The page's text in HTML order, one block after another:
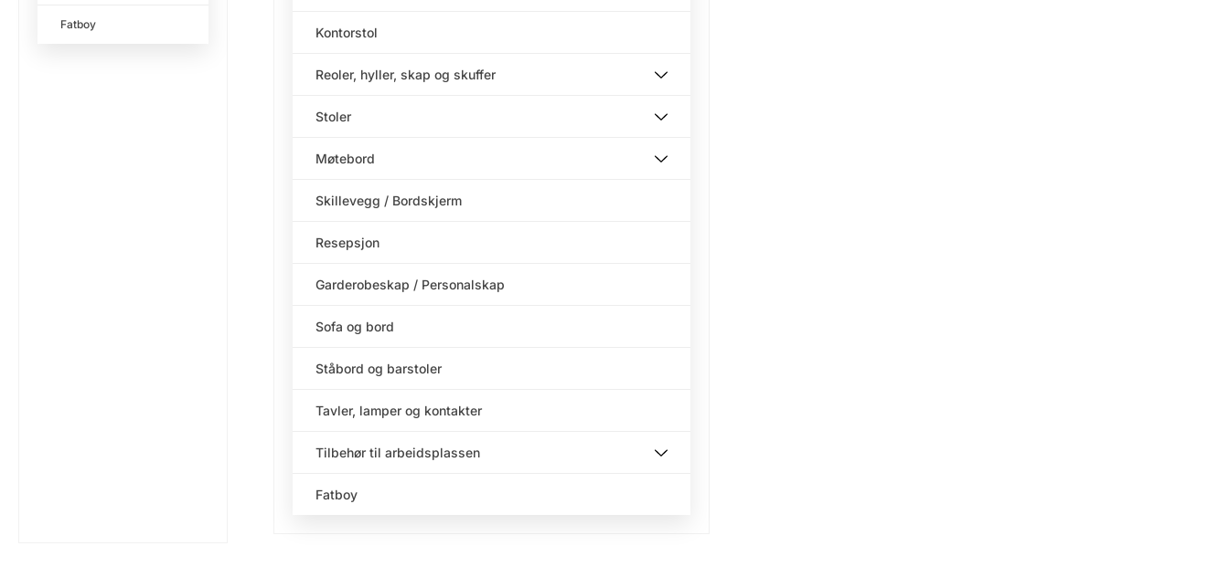
Fatboy
Kontorstol
Reoler, hyller, skap og skuffer
Stoler
Møtebord
Skillevegg / Bordskjerm
Resepsjon
Garderobeskap / Personalskap
Sofa og bord
Ståbord og barstoler
Tavler, lamper og kontakter
Tilbehør til arbeidsplassen
Fatboy